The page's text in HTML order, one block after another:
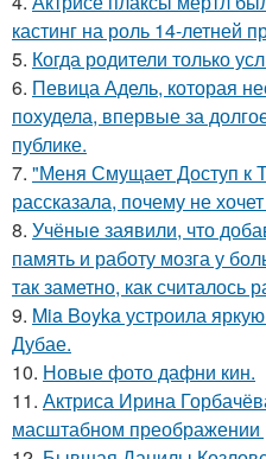
кастинг на роль 14-летней
5. Когда родители только
6. Певица Адель, которая
похудела, впервые за
публике.
7. "Меня Смущает Доступ к
рассказала, почему не
8. Учёные заявили, что
память и работу мозга у
так заметно, как считалось
9. Mia Boyka устроила
Дубае.
10. Новые фото дафни кин.
11. Актриса Ирина
масштабном преображении